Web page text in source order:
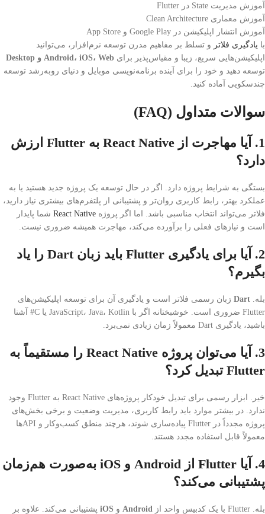
آموزش مدیریت State در Flutter
آموزش معماری Clean Architecture
آموزش انتشار اپلیکیشن در Google Play و App Store
با یادگیری فلاتر و تسلط بر مفاهیم مدرن توسعه نرم‌افزار، می‌توانید
اپلیکیشن‌هایی سریع، زیبا و مقیاس‌پذیر برای Android، iOS، Web و Desktop
توسعه دهید و خود را برای آینده برنامه‌نویسی موبایل و دنیای رو‌به‌رشد توسعه
چندسکویی آماده کنید.
سوالات متداول (FAQ)
1. آیا مهاجرت از React Native به Flutter ارزش
دارد؟
بستگی به شرایط پروژه دارد. اگر در حال توسعه یک پروژه جدید هستید یا به
عملکرد بهتر، رابط کاربری روان‌تر و پشتیبانی از پلتفرم‌های بیشتری نیاز دارید،
فلاتر می‌تواند انتخاب مناسبی باشد. اما اگر پروژه React Native شما پایدار
است و نیازهای فعلی را برآورده می‌کند، مهاجرت همیشه ضروری نیست.
2. آیا برای یادگیری Flutter باید زبان Dart را یاد
بگیرم؟
بله. Dart زبان رسمی فلاتر است و یادگیری آن برای توسعه اپلیکیشن‌های
Flutter ضروری است. خوشبختانه اگر با JavaScript، Java، Kotlin یا C# آشنا
باشید، یادگیری Dart معمولاً زمان زیادی نمی‌برد.
3. آیا می‌توان پروژه React Native را مستقیماً به
Flutter تبدیل کرد؟
خیر. ابزار رسمی برای تبدیل خودکار پروژه‌های React Native به Flutter وجود
ندارد. در بیشتر موارد باید رابط کاربری، مدیریت وضعیت و برخی بخش‌های
پروژه مجدداً در Flutter پیاده‌سازی شوند، هرچند منطق کسب‌وکار و APIها
معمولاً قابل استفاده مجدد هستند.
4. آیا Flutter از Android و iOS به‌صورت هم‌زمان
پشتیبانی می‌کند؟
بله. Flutter با یک کدبیس واحد از Android و iOS پشتیبانی می‌کند. علاوه بر